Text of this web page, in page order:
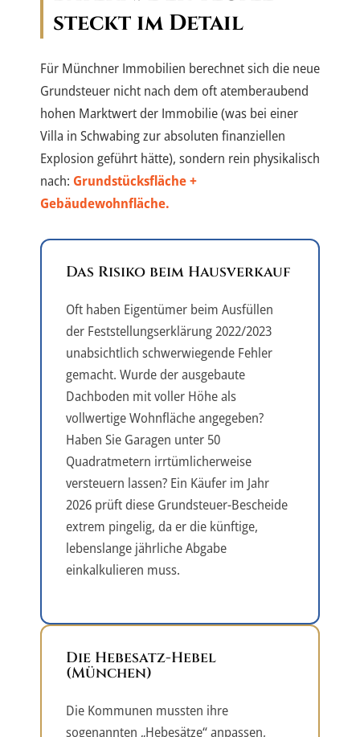
steckt im Detail
Für Münchner Immobilien berechnet sich die neue
Grundsteuer nicht nach dem oft atemberaubend
hohen Marktwert der Immobilie (was bei einer
Villa in Schwabing zur absoluten finanziellen
Explosion geführt hätte), sondern rein physikalisch
nach: Grundstücksfläche +
Gebäudewohnfläche.
Das Risiko beim Hausverkauf
Oft haben Eigentümer beim Ausfüllen
der Feststellungserklärung 2022/2023
unabsichtlich schwerwiegende Fehler
gemacht. Wurde der ausgebaute
Dachboden mit voller Höhe als
vollwertige Wohnfläche angegeben?
Haben Sie Garagen unter 50
Quadratmetern irrtümlicherweise
versteuern lassen? Ein Käufer im Jahr
2026 prüft diese Grundsteuer-Bescheide
extrem pingelig, da er die künftige,
lebenslange jährliche Abgabe
einkalkulieren muss.
Die Hebesatz-Hebel
(München)
Die Kommunen mussten ihre
sogenannten „Hebesätze“ anpassen,